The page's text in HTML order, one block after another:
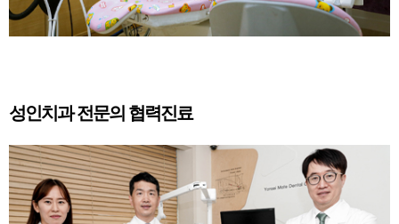
성인치과 전문의 협력진료